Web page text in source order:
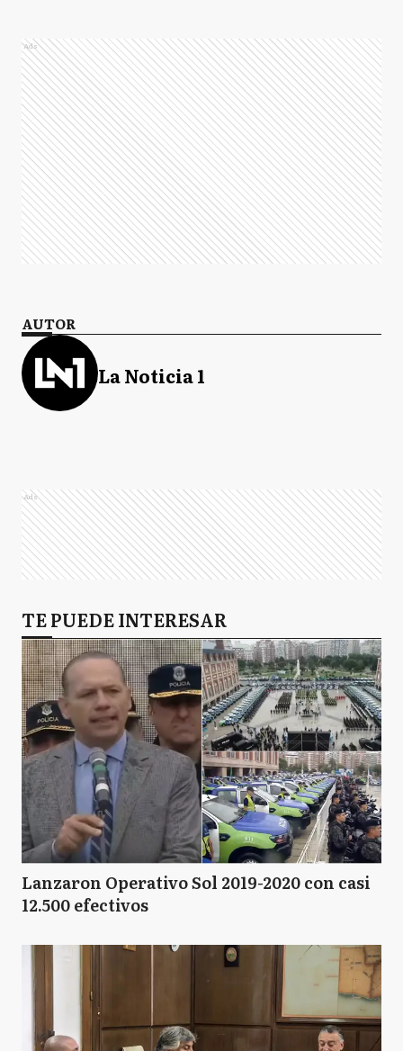
Ads
AUTOR
La Noticia 1
Ads
TE PUEDE INTERESAR
Lanzaron Operativo Sol 2019-2020 con casi
12.500 efectivos